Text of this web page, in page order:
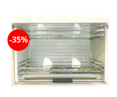
-35%